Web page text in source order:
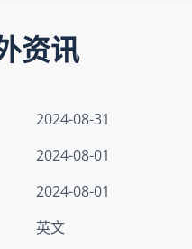
资讯
2024-08-31
2024-08-01
2024-08-01
英文